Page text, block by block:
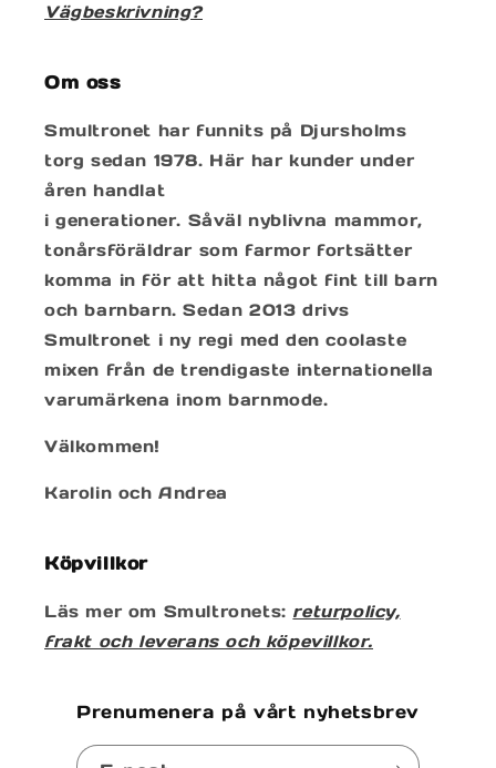
Vägbeskrivning?
Om oss
Smultronet har funnits på Djursholms
torg sedan 1978. Här har kunder under
åren handlat
i generationer. Såväl nyblivna mammor,
tonårsföräldrar som farmor fortsätter
komma in för att hitta något fint till barn
och barnbarn. Sedan 2013 drivs
Smultronet i ny regi med den coolaste
mixen från de trendigaste internationella
varumärkena inom barnmode.
Välkommen!
Karolin och Andrea
Köpvillkor
Läs mer om Smultronets: returpolicy,
frakt och leverans och köpevillkor.
Prenumenera på vårt nyhetsbrev